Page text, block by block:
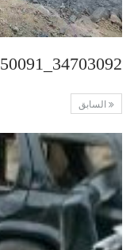
34703092_1007091099450091_1158499339979456512_n
السابق